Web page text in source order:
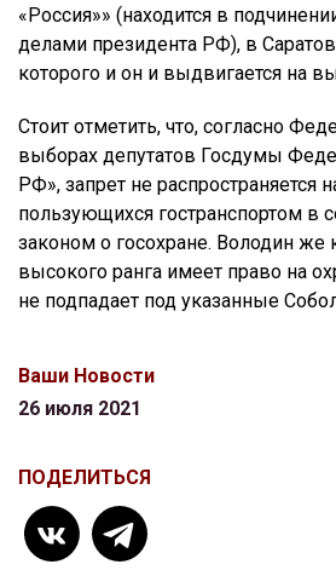
«Россия»» (находится в
делами президента РФ), в Саратов
которого и он и выдвигается на
Стоит отметить, что, согласно
выборах депутатов Госдумы
РФ», запрет не распространяется
пользующихся гостранспортом в
законом о госохране. Володин же
высокого ранга имеет право на
не подпадает под указанные
Ваши Новости
26 июля 2021
ПОДЕЛИТЬСЯ